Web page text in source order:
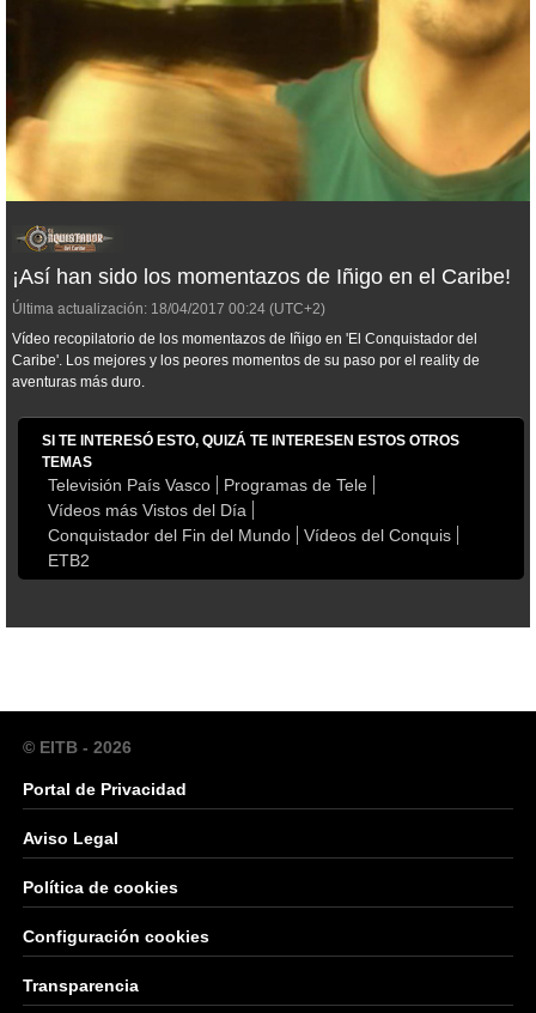
¡Así han sido los momentazos de Iñigo en el Caribe!
Última actualización: 18/04/2017 00:24 (UTC+2)
Vídeo recopilatorio de los momentazos de Iñigo en 'El Conquistador del
Caribe'. Los mejores y los peores momentos de su paso por el reality de
aventuras más duro.
SI TE INTERESÓ ESTO, QUIZÁ TE INTERESEN ESTOS OTROS
TEMAS
Televisión País Vasco
Programas de Tele
Vídeos más Vistos del Día
Conquistador del Fin del Mundo
Vídeos del Conquis
ETB2
© EITB - 2026
Portal de Privacidad
Aviso Legal
Política de cookies
Configuración cookies
Transparencia